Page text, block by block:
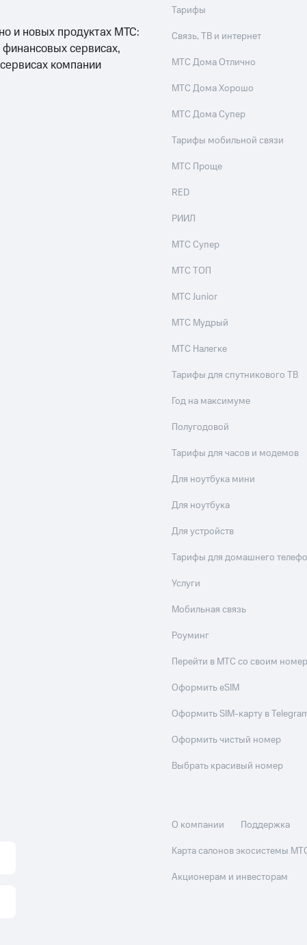
и новых продуктах МТС:
сервисах,
компании
Тарифы
Связь, ТВ и интернет
МТС Дома Отлично
МТС Дома Хорошо
МТС Дома Супер
Тарифы мобильной связи
МТС Проще
RED
РИИЛ
МТС Супер
МТС ТОП
МТС Junior
МТС Мудрый
МТС Налегке
Тарифы для спутникового ТВ
Год на максимуме
Полугодовой
Тарифы для часов и модемов
Для ноутбука мини
Для ноутбука
Для устройств
Тарифы для домашнего
Услуги
Мобильная связь
Роуминг
Перейти в МТС со своим
Оформить eSIM
Оформить SIM-карту в
Оформить чистый номер
Выбрать красивый номер
О компании Поддержка
Карта салонов экосистемы
Акционерам и инвесторам